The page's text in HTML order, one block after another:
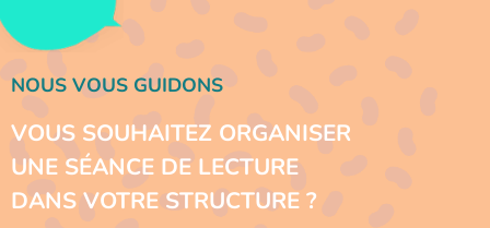
NOUS VOUS GUIDONS
VOUS SOUHAITEZ ORGANISER
UNE SÉANCE DE LECTURE
DANS VOTRE STRUCTURE ?